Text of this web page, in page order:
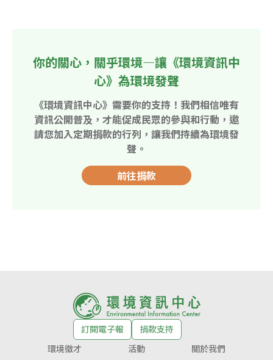
你的關心，關乎環境—讓《環境資訊中
心》為環境發聲
《環境資訊中心》需要你的支持！我們相信唯有
資訊公開普及，才能促成民眾的參與和行動，邀
請您加入定期捐款的行列，讓我們持續為環境發
聲。
前往捐款
訂閱電子報
捐款支持
環境徵才
活動
關於我們